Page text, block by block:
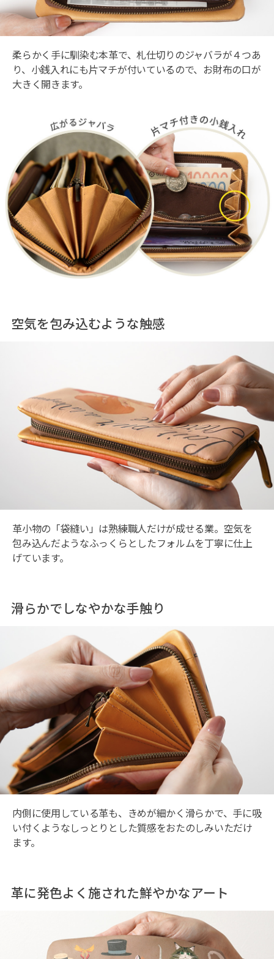
柔らかく手に馴染む本革で、札仕切りのジャバラが４つあ
り、小銭入れにも片マチが付いているので、お財布の口が
大きく開きます。
空気を包み込むような触感
革小物の「袋縫い」は熟練職人だけが成せる業。空気を
包み込んだようなふっくらとしたフォルムを丁寧に仕上
げています。
滑らかでしなやかな手触り
内側に使用している革も、きめが細かく滑らかで、手に吸
い付くようなしっとりとした質感をおたのしみいただけ
ます。
革に発色よく施された鮮やかなアート